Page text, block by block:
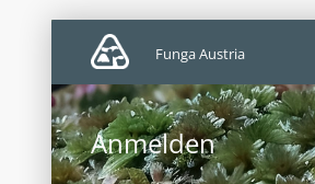
Funga Austria
Anmelden